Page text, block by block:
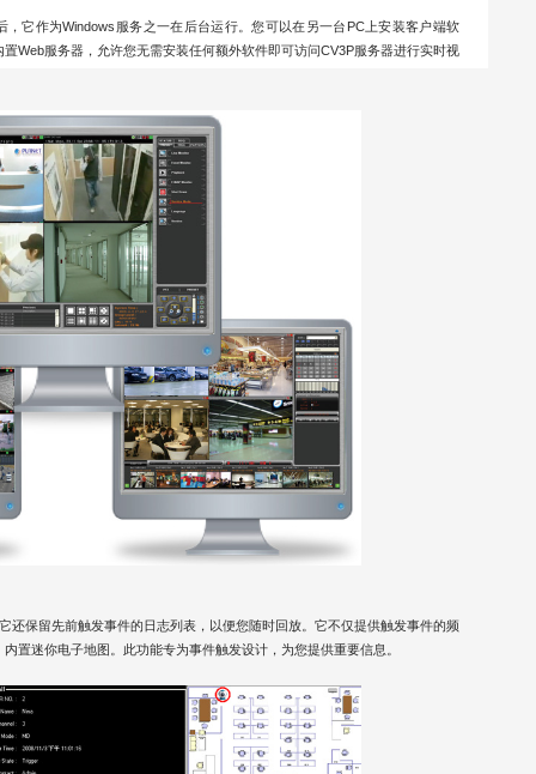
它作为Windows服务之一在后台运行。您可以在另一台PC上安装客户端软
Web服务器，允许您无需安装任何额外软件即可访问CV3P服务器进行实时视
还保留先前触发事件的日志列表，以便您随时回放。它不仅提供触发事件的频
置迷你电子地图。此功能专为事件触发设计，为您提供重要信息。